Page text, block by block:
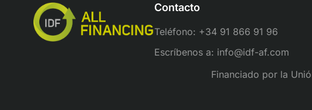
Contacto
Teléfono: +34 91 866 91 96
Escríbenos a: info@idf-af.com
Financiado por la